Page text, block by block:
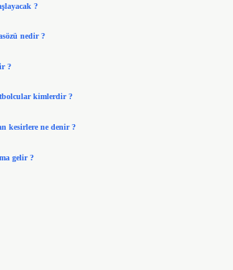
?
nedir ?
?
kimlerdir ?
kesirlere ne denir ?
gelir ?